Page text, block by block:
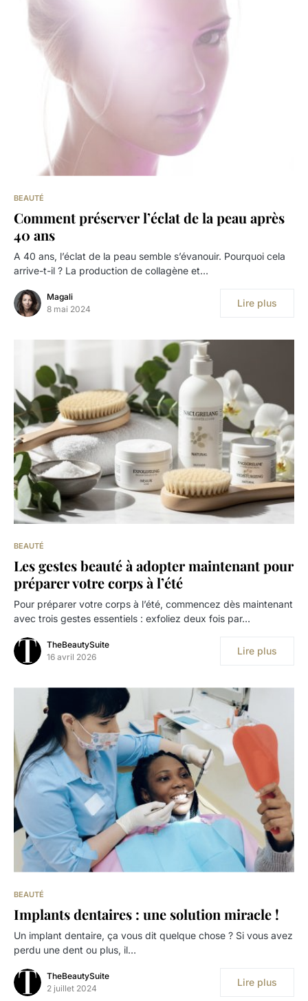
BEAUTÉ
Comment préserver l’éclat de la peau après
40 ans
A 40 ans, l’éclat de la peau semble s’évanouir. Pourquoi cela
arrive-t-il ? La production de collagène et…
Magali
8 mai 2024
Lire plus
BEAUTÉ
Les gestes beauté à adopter maintenant pour
préparer votre corps à l’été
Pour préparer votre corps à l’été, commencez dès maintenant
avec trois gestes essentiels : exfoliez deux fois par…
TheBeautySuite
16 avril 2026
Lire plus
BEAUTÉ
Implants dentaires : une solution miracle !
Un implant dentaire, ça vous dit quelque chose ? Si vous avez
perdu une dent ou plus, il…
TheBeautySuite
2 juillet 2024
Lire plus